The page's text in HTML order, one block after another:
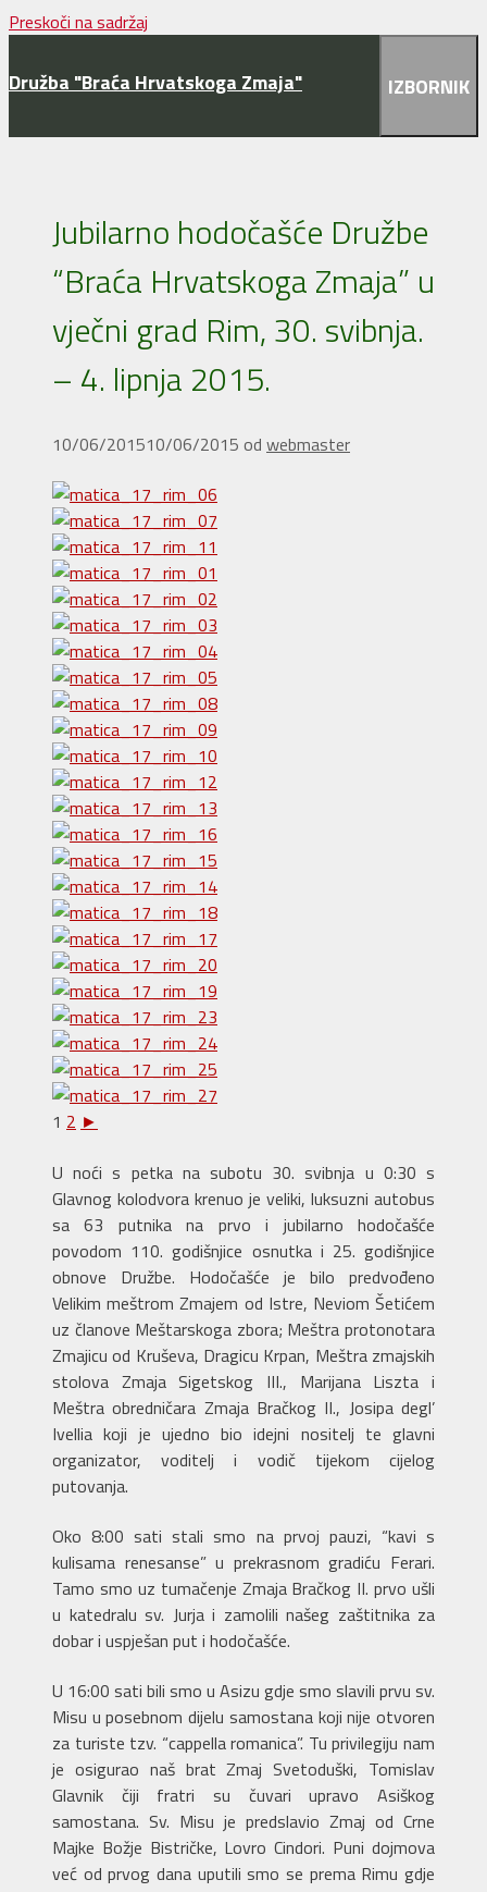
Preskoči na sadržaj
Družba "Braća Hrvatskoga Zmaja" IZBORNIK
Jubilarno hodočašće Družbe
“Braća Hrvatskoga Zmaja” u
vječni grad Rim, 30. svibnja.
– 4. lipnja 2015.
10/06/201510/06/2015 od webmaster
1 2 ►
U noći s petka na subotu 30. svibnja u 0:30 s
Glavnog kolodvora krenuo je veliki, luksuzni autobus
sa 63 putnika na prvo i jubilarno hodočašće
povodom 110. godišnjice osnutka i 25. godišnjice
obnove Družbe. Hodočašće je bilo predvođeno
Velikim meštrom Zmajem od Istre, Neviom Šetićem
uz članove Meštarskoga zbora; Meštra protonotara
Zmajicu od Kruševa, Dragicu Krpan, Meštra zmajskih
stolova Zmaja Sigetskog III., Marijana Liszta i
Meštra obredničara Zmaja Bračkog II., Josipa degl’
Ivellia koji je ujedno bio idejni nositelj te glavni
organizator, voditelj i vodič tijekom cijelog
putovanja.
Oko 8:00 sati stali smo na prvoj pauzi, “kavi s
kulisama renesanse” u prekrasnom gradiću Ferari.
Tamo smo uz tumačenje Zmaja Bračkog II. prvo ušli
u katedralu sv. Jurja i zamolili našeg zaštitnika za
dobar i uspješan put i hodočašće.
U 16:00 sati bili smo u Asizu gdje smo slavili prvu sv.
Misu u posebnom dijelu samostana koji nije otvoren
za turiste tzv. “cappella romanica”. Tu privilegiju nam
je osigurao naš brat Zmaj Svetoduški, Tomislav
Glavnik čiji fratri su čuvari upravo Asiškog
samostana. Sv. Misu je predslavio Zmaj od Crne
Majke Božje Bistričke, Lovro Cindori. Puni dojmova
već od prvog dana uputili smo se prema Rimu gdje